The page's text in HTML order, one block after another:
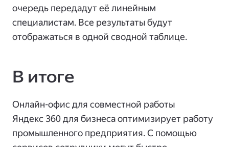
очередь передадут её линейным
специалистам. Все результаты будут
отображаться в одной сводной таблице.
В итоге
Онлайн-офис для совместной работы
Яндекс 360 для бизнеса оптимизирует работу
промышленного предприятия. С помощью